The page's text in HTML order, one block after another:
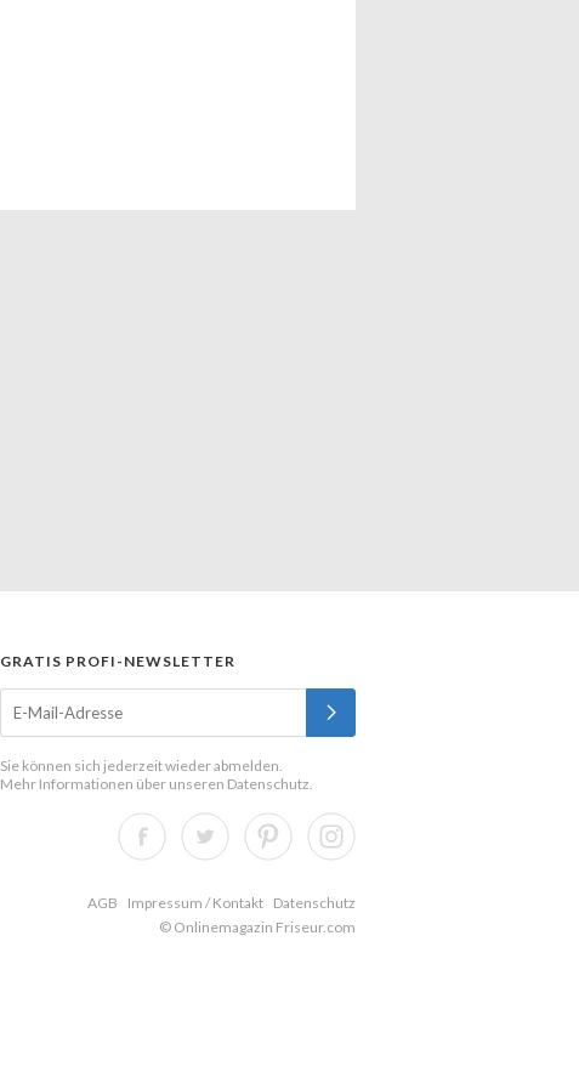
GRATIS PROFI-NEWSLETTER
Sie können sich jederzeit wieder abmelden.
Mehr Informationen über unseren Datenschutz.
AGB Impressum / Kontakt
Datenschutz
© Onlinemagazin Friseur.com